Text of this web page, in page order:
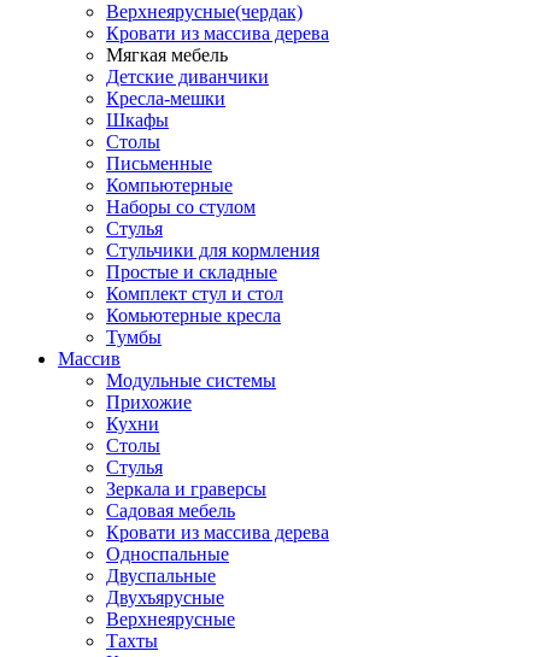
Верхнеярусные(чердак)
Кровати из массива дерева
Мягкая мебель
Детские диванчики
Кресла-мешки
Шкафы
Столы
Письменные
Компьютерные
Наборы со стулом
Стулья
Стульчики для кормления
Простые и складные
Комплект стул и стол
Комьютерные кресла
Тумбы
Массив
Модульные системы
Прихожие
Кухни
Столы
Стулья
Зеркала и граверсы
Садовая мебель
Кровати из массива дерева
Односпальные
Двуспальные
Двухъярусные
Верхнеярусные
Тахты